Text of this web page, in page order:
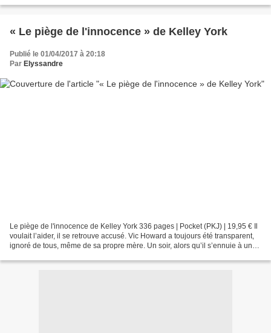
« Le piège de l'innocence » de Kelley York
Publié le 01/04/2017 à 20:18
Par Elyssandre
Le piège de l'innocence de Kelley York 336 pages | Pocket (PKJ) | 19,95 € Il
voulait l’aider, il se retrouve accusé. Vic Howard a toujours été transparent,
ignoré de tous, même de sa propre mère. Un soir, alors qu’il s’ennuie à une